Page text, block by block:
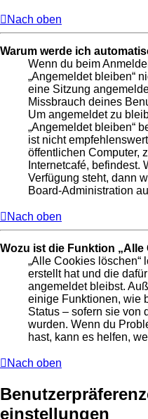
Nach oben
Warum werde ich
Wenn du beim
„Angemeldet bleiben“
eine Sitzung
Missbrauch deines
Um angemeldet zu
„Angemeldet bleiben“
ist nicht
öffentlichen Computer,
Internetcafé, befindest.
Verfügung steht, dann
Board-Administration
Nach oben
Wozu ist die Funktion
„Alle Cookies löschen“
erstellt hat und die
angemeldet bleibst.
einige Funktionen, wie
Status – sofern sie von
wurden. Wenn du
hast, kann es helfen,
Nach oben
einstellungen